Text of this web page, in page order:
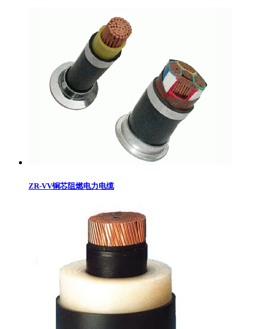
ZR-VV铜芯阻燃电力电缆